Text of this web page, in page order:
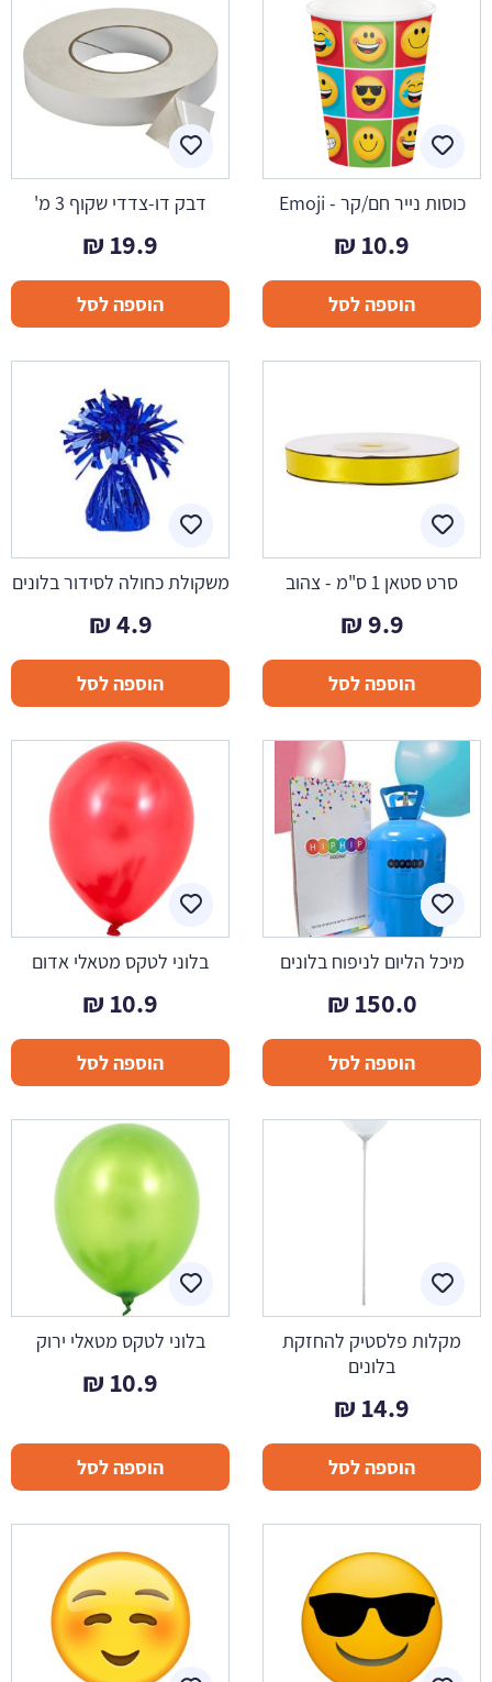
כוסות נייר חם/קר - Emoji
10.9
₪
הוספה לסל
דבק דו-צדדי שקוף 3 מ'
19.9
₪
הוספה לסל
סרט סטאן 1 ס"מ - צהוב
9.9
₪
הוספה לסל
משקולת כחולה לסידור בלונים
4.9
₪
הוספה לסל
מיכל הליום לניפוח בלונים
150.0
₪
הוספה לסל
בלוני לטקס מטאלי אדום
10.9
₪
הוספה לסל
מקלות פלסטיק להחזקת
בלונים
14.9
₪
הוספה לסל
בלוני לטקס מטאלי ירוק
10.9
₪
הוספה לסל